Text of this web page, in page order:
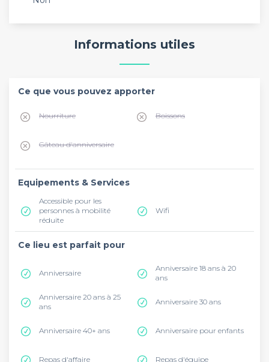
Informations utiles
Ce que vous pouvez apporter
Nourriture Boissons
Gâteau d'anniversaire
Equipements & Services
Accessible pour les
personnes à mobilité
réduite
Wifi
Ce lieu est parfait pour
Anniversaire
Anniversaire 18 ans à 20
ans
Anniversaire 20 ans à 25
ans
Anniversaire 30 ans
Anniversaire 40+ ans Anniversaire pour enfants
Repas d'affaire Repas d'équipe